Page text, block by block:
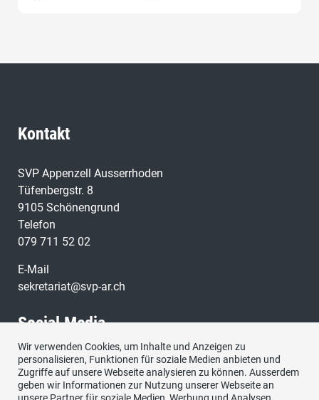
Kontakt
SVP Appenzell Ausserrhoden
Tüfenbergstr. 8
9105 Schönengrund
Telefon
079 711 52 02
E-Mail
sekretariat@svp-ar.ch
Social Media
Wir verwenden Cookies, um Inhalte und Anzeigen zu
personalisieren, Funktionen für soziale Medien anbieten und
Zugriffe auf unsere Webseite analysieren zu können. Ausserdem
geben wir Informationen zur Nutzung unserer Webseite an